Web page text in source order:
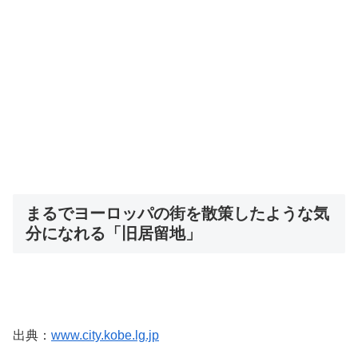
まるでヨーロッパの街を散策したような気
分になれる「旧居留地」
出典： www.city.kobe.lg.jp